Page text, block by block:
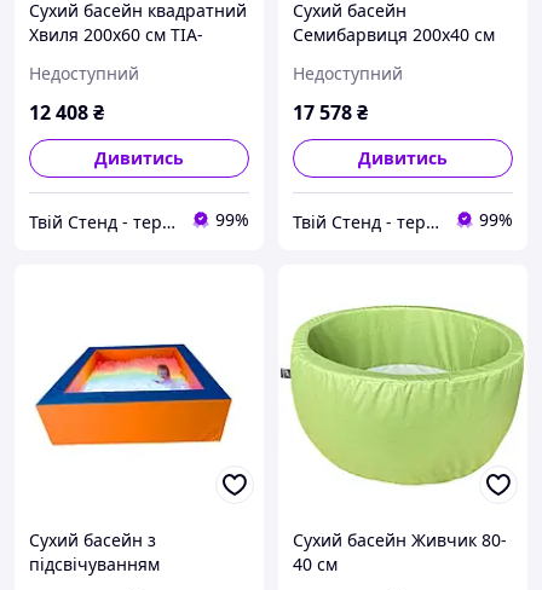
Сухий басейн квадратний
Хвиля 200х60 см TIA-
Недоступний
12 408₴
Дивитись
Твій Стенд - термонаклейки, наклейки, стенди, фотошпалери 99%
Сухий басейн
Семибарвиця 200х40 см
Недоступний
17 578₴
Дивитись
Твій Стенд - термонаклейки, наклейки, стенди, фотошпалери 99%
Сухий басейн з
підсвічуванням
Сухий басейн Живчик 80-
40 см